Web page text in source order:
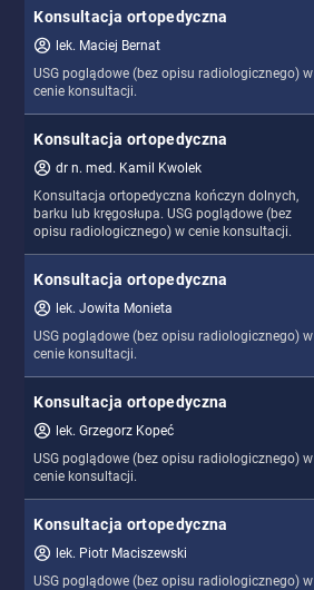
Konsultacja ortopedyczna
USG poglądowe (bez opisu radiologicznego) w
cenie konsultacji.
lek. Maciej Bernat
Konsultacja ortopedyczna
Konsultacja ortopedyczna kończyn dolnych,
barku lub kręgosłupa. USG poglądowe (bez
opisu radiologicznego) w cenie konsultacji.
dr n. med. Kamil Kwolek
Konsultacja ortopedyczna
USG poglądowe (bez opisu radiologicznego) w
cenie konsultacji.
lek. Jowita Monieta
Konsultacja ortopedyczna
USG poglądowe (bez opisu radiologicznego) w
cenie konsultacji.
lek. Grzegorz Kopeć
Konsultacja ortopedyczna
USG poglądowe (bez opisu radiologicznego) w
lek. Piotr Maciszewski